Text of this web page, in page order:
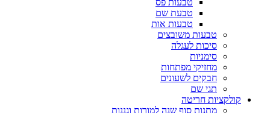
טבעת שם
טבעות אות
טבעות משובצים
סיכות לעגלה
סימניות
מחזיקי מפתחות
חבקים לשעונים
תגי שם
קולקציות חריטה
מתנות סוף שנה למורות וגננות